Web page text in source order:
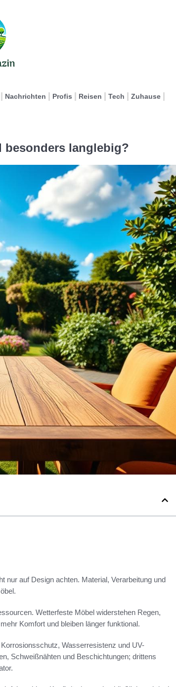
Nachrichten Profis Reisen Tech Zuhause
besonders langlebig?
nur auf Design achten. Material, Verarbeitung und
Wetterfeste Möbel widerstehen Regen,
Komfort und bleiben länger funktional.
Wasserresistenz und UV-
Schweißnähten und Beschichtungen; drittens